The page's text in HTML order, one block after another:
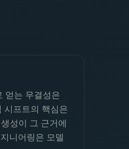
얻는 무결성은
시프트의 핵심은
성이 그 근거에
니어링은 모델